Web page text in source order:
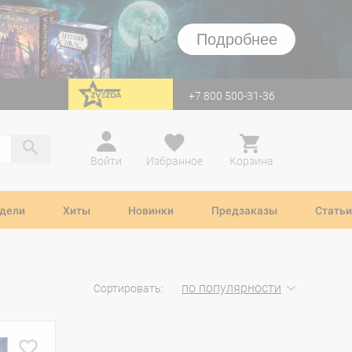
Подробнее
перейти на Zvezda +7 800 500-31-36
Войти Избранное Корзина
Хиты Новинки Предзаказы Статьи
Сортировать: по популярности